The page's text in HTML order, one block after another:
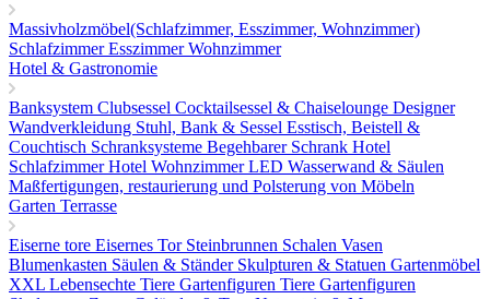
Massivholzmöbel(Schlafzimmer, Esszimmer, Wohnzimmer)
SchlafzimmerEsszimmerWohnzimmer
Hotel & Gastronomie
Banksystem Clubsessel Cocktailsessel & Chaiselounge Designer
Wandverkleidung Stuhl, Bank & Sessel Esstisch, Beistell &
Couchtisch Schranksysteme Begehbarer Schrank Hotel
SchlafzimmerHotel WohnzimmerLED Wasserwand & Säulen
Maßfertigungen, restaurierung und Polsterung von Möbeln
Garten Terrasse
Eiserne tore Eisernes Tor Steinbrunnen Schalen Vasen
Blumenkasten Säulen & Ständer Skulpturen & Statuen Gartenmöbel
XXL Lebensechte Tiere Gartenfiguren Tiere Gartenfiguren